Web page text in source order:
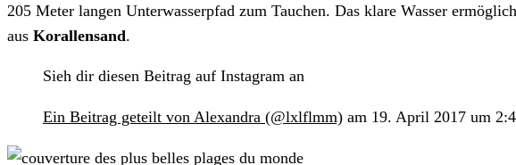
205 Meter langen Unterwasserpfad zum Tauchen. Das klare Wasser
aus Korallensand.
Sieh dir diesen Beitrag auf Instagram an
Ein Beitrag geteilt von Alexandra (@lxlflmm) am 19. April 2017 um